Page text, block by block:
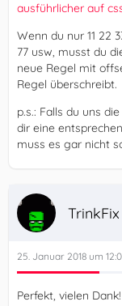
ausführlicher auf
Wenn du nur 11 22
77 usw, musst du
neue Regel mit
Regel überschreibt.
p.s.: Falls du uns
dir eine
muss es gar nicht
TrinkFix
25. Januar 2018 um
Perfekt, vielen